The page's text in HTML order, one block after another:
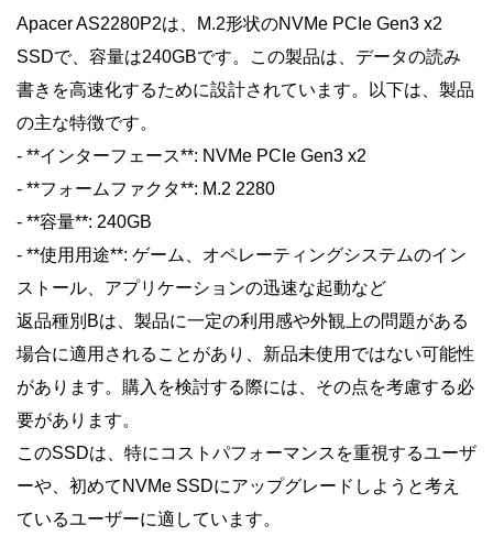
Apacer AS2280P2は、M.2形状のNVMe PCIe Gen3 x2
SSDで、容量は240GBです。この製品は、データの読み
書きを高速化するために設計されています。以下は、製品
の主な特徴です。
- **インターフェース**: NVMe PCIe Gen3 x2
- **フォームファクタ**: M.2 2280
- **容量**: 240GB
- **使用用途**: ゲーム、オペレーティングシステムのイン
ストール、アプリケーションの迅速な起動など
返品種別Bは、製品に一定の利用感や外観上の問題がある
場合に適用されることがあり、新品未使用ではない可能性
があります。購入を検討する際には、その点を考慮する必
要があります。
このSSDは、特にコストパフォーマンスを重視するユーザ
ーや、初めてNVMe SSDにアップグレードしようと考え
ているユーザーに適しています。